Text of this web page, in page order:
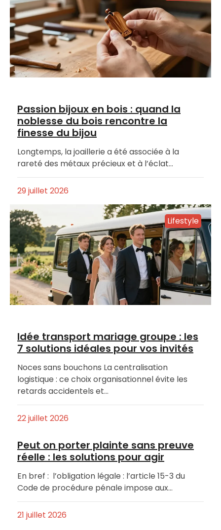
Passion bijoux en bois : quand la
noblesse du bois rencontre la
finesse du bijou
Longtemps, la joaillerie a été associée à la
rareté des métaux précieux et à l’éclat…
29 juillet 2026
Lifestyle
Idée transport mariage groupe : les
7 solutions idéales pour vos invités
Noces sans bouchons La centralisation
logistique : ce choix organisationnel évite les
retards accidentels et…
22 juillet 2026
Peut on porter plainte sans preuve
réelle : les solutions pour agir
En bref : l’obligation légale : l’article 15-3 du
Code de procédure pénale impose aux…
21 juillet 2026